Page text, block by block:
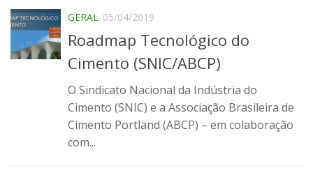
Projeto Crescimento
SBTA 2017
Convênio ABCP-USP
LME: Laboratório Multiusuário
Publicações
GERAL 05/04/2019
Roadmap Tecnológico do
Cimento (SNIC/ABCP)
O Sindicato Nacional da Indústria do
Cimento (SNIC) e a Associação Brasileira de
Cimento Portland (ABCP) – em colaboração
com...